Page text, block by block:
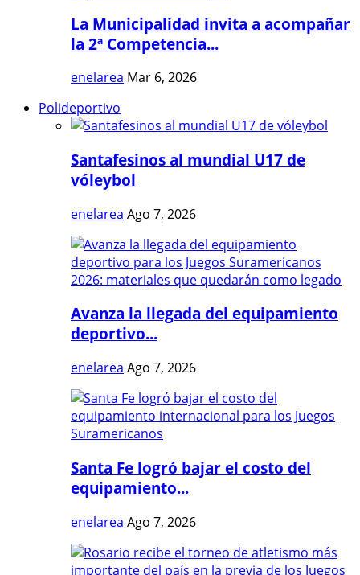
La Municipalidad invita a acompañar
la 2ª Competencia...
enelarea Mar 6, 2026
Polideportivo
Santafesinos al mundial U17 de
vóleybol
enelarea Ago 7, 2026
Avanza la llegada del equipamiento
deportivo...
enelarea Ago 7, 2026
Santa Fe logró bajar el costo del
equipamiento...
enelarea Ago 7, 2026